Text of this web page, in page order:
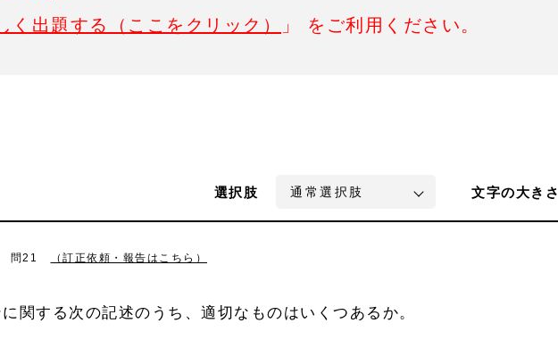
く出題する（ここをクリック）
」 をご利用ください。
選択肢 文字の大きさ
問21 （訂正依頼・報告はこちら）
関する次の記述のうち、適切なものはいくつあるか。